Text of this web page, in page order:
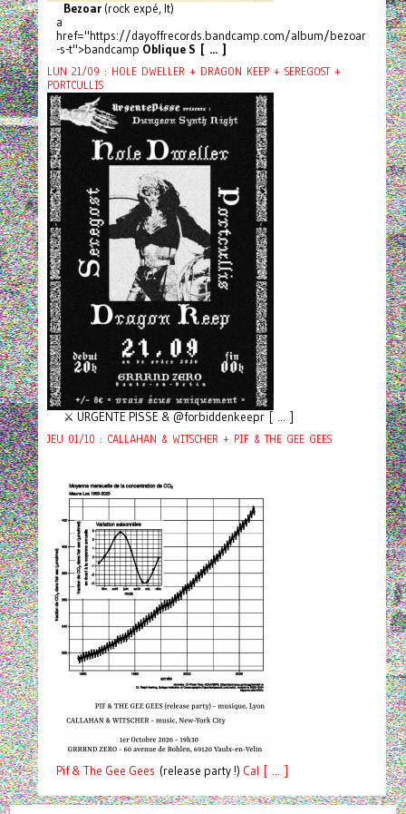
Bezoar(rock expé, It)
a
href="https://dayoffrecords.bandcamp.com/album/bezoar
-s-t">bandcamp Oblique S [ ... ]
LUN 21/09 : HOLE DWELLER + DRAGON KEEP + SEREGOST +
PORTCULLIS
⚔️ URGENTE PISSE & @forbiddenkeepr [ ... ]
JEU 01/10 : CALLAHAN & WITSCHER + PIF & THE GEE GEES
Pif& The Gee Gees (release party !) Cal [ ... ]